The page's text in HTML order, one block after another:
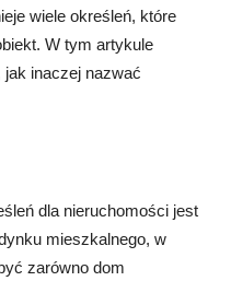
wiele określeń, które
W tym artykule
inaczej nazwać
dla nieruchomości jest
mieszkalnego, w
zarówno dom